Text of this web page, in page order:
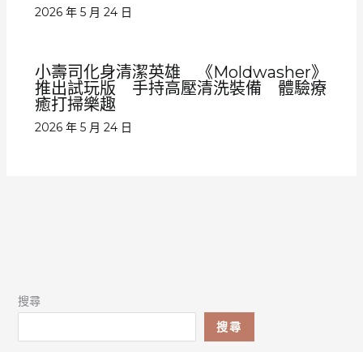
2026 年 5 月 24 日
小壽司化身清潔英雄 《Moldwasher》
推出試玩版 手持高壓清洗裝備 體驗療
癒打掃樂趣
2026 年 5 月 24 日
搜尋
搜尋